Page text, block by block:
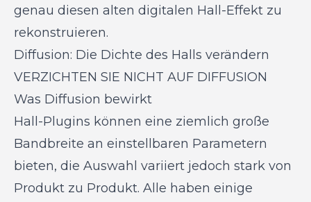
genau diesen alten digitalen Hall-Effekt zu
rekonstruieren.
Diffusion: Die Dichte des Halls verändern
VERZICHTEN SIE NICHT AUF DIFFUSION
Was Diffusion bewirkt
Hall-Plugins können eine ziemlich große
Bandbreite an einstellbaren Parametern
bieten, die Auswahl variiert jedoch stark von
Produkt zu Produkt. Alle haben einige